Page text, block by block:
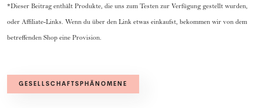
*Dieser Beitrag enthält Produkte, die uns zum Testen zur Verfügung gestellt wurden,
oder Affiliate-Links. Wenn du über den Link etwas einkaufst, bekommen wir von dem
betreffenden Shop eine Provision.
GESELLSCHAFTSPHÄNOMENE